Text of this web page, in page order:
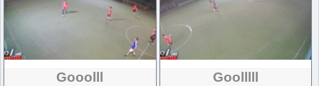
Gooolll Goolllll